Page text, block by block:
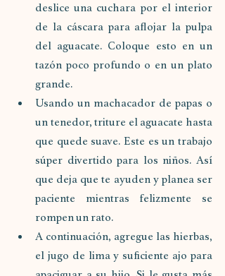
deslice una cuchara por el interior
de la cáscara para aflojar la pulpa
del aguacate. Coloque esto en un
tazón poco profundo o en un plato
grande.
Usando un machacador de papas o
un tenedor, triture el aguacate hasta
que quede suave. Este es un trabajo
súper divertido para los niños. Así
que deja que te ayuden y planea ser
paciente mientras felizmente se
rompen un rato.
A continuación, agregue las hierbas,
el jugo de lima y suficiente ajo para